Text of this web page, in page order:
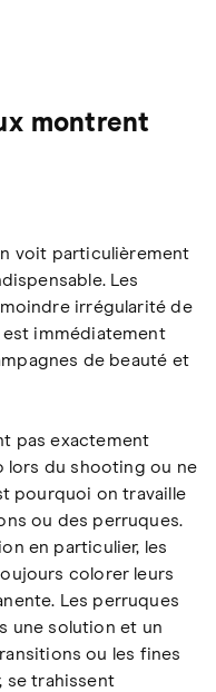
montrent
voit particulièrement
Les
irrégularité de
immédiatement
de beauté et
pas exactement
lors du shooting ou ne
pourquoi on travaille
ou des perruques.
en particulier, les
colorer leurs
Les perruques
une solution et un
ou les fines
se trahissent